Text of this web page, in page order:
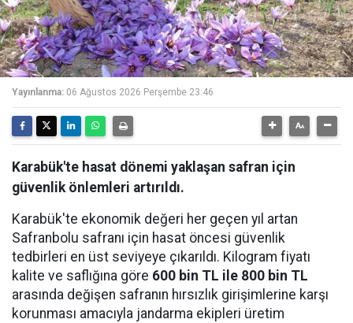
Yayınlanma: 06 Ağustos 2026 Perşembe 23:46
Karabük'te hasat dönemi yaklaşan safran için
güvenlik önlemleri artırıldı.
Karabük'te ekonomik değeri her geçen yıl artan
Safranbolu safranı için hasat öncesi güvenlik
tedbirleri en üst seviyeye çıkarıldı. Kilogram fiyatı
kalite ve saflığına göre 600 bin TL ile 800 bin TL
arasında değişen safranın hırsızlık girişimlerine karşı
korunması amacıyla jandarma ekipleri üretim